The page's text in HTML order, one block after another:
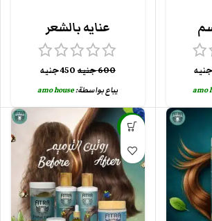
جنيه
amo
عنايه بالشعر
600جنيه450جنيه
يباع بواسطة:amo house
-40%